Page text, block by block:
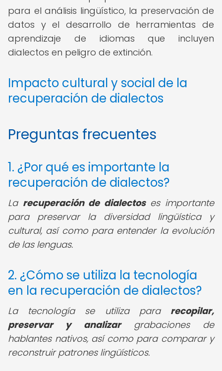
para el análisis lingüístico, la preservación de
datos y el desarrollo de herramientas de
aprendizaje de idiomas que incluyen
dialectos en peligro de extinción.
Impacto cultural y social de la
recuperación de dialectos
Preguntas frecuentes
1. ¿Por qué es importante la
recuperación de dialectos?
La recuperación de dialectoses importante
para preservar la diversidad lingüística y
cultural, así como para entender la evolución
de las lenguas.
2. ¿Cómo se utiliza la tecnología
en la recuperación de dialectos?
La tecnología se utiliza para recopilar,
preservar y analizargrabaciones de
hablantes nativos, así como para comparar y
reconstruir patrones lingüísticos.